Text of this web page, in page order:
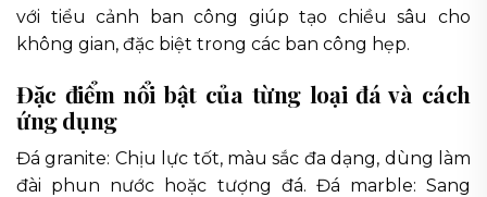
với tiểu cảnh ban công giúp tạo chiều sâu cho
không gian, đặc biệt trong các ban công hẹp.
Đặc điểm nổi bật của từng loại đá và cách
ứng dụng
Đá granite: Chịu lực tốt, màu sắc đa dạng, dùng làm
đài phun nước hoặc tượng đá. Đá marble: Sang